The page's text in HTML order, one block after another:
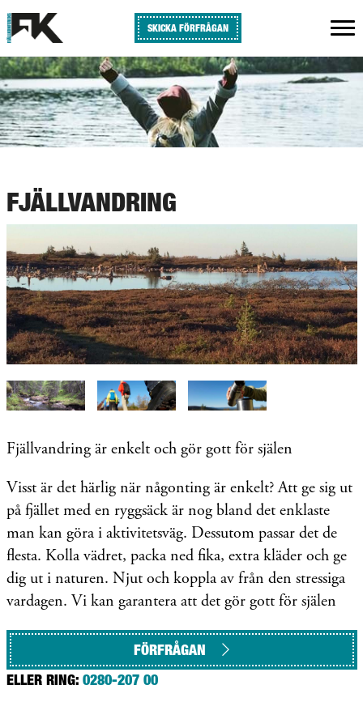
SKICKA FÖRFRÅGAN
FJÄLLVANDRING
Fjällvandring är enkelt och gör gott för själen
Visst är det härlig när någonting är enkelt? Att ge sig ut
på fjället med en ryggsäck är nog bland det enklaste
man kan göra i aktivitetsväg. Dessutom passar det de
flesta. Kolla vädret, packa ned fika, extra kläder och ge
dig ut i naturen. Njut och koppla av från den stressiga
vardagen. Vi kan garantera att det gör gott för själen
FÖRFRÅGAN
ELLER RING: 0280-207 00